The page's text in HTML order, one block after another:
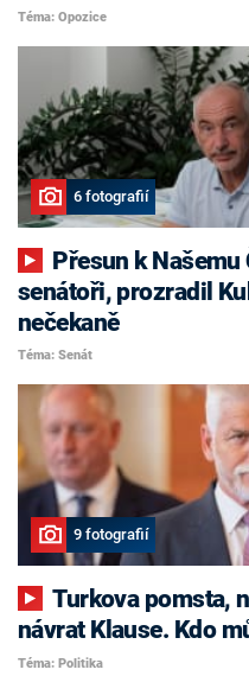
Téma: Opozice
6 fotografií
senátoři, prozradil
nečekaně
Téma: Senát
9 fotografií
Turkova pomsta, nekonfliktní Havlíček i
návrat Klause. Kdo
Téma: Politika